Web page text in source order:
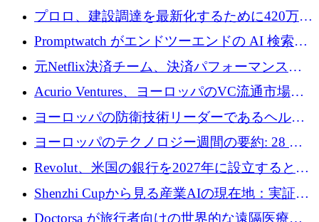
のインテリジェンスをもたらすために 400 万
ユーロを確保
プロロ、建設調達を最新化するために420万ポ
ンドを調達
Promptwatch がエンドツーエンドの AI 検索最
適化プラットフォームを拡張するために 600
万ユーロを調達
元Netflix決済チーム、決済パフォーマンスプ
ラットフォームNopanのためにこれまでに720
万ユーロを調達
Acurio Ventures、ヨーロッパのVC流通市場の
流動性を解放するために1億1,500万ユーロの
ファンドを立ち上げる
ヨーロッパの防衛技術リーダーであるヘルシ
ングは、180億ドルの評価額で18億ドルのシリ
ヨーロッパのテクノロジー週間の要約: 28 億
ユーロを超える 70 以上のテクノロジー資金調
Revolut、米国の銀行を2027年に設立すると米
国の社長が語る
Shenzhi Cupから見る産業AIの現在地：実証と
産業実装への道筋
Doctorsa が旅行者向けの世界的な遠隔医療プ